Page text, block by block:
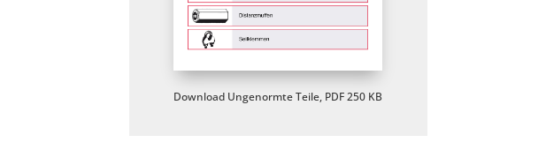
Download Ungenormte Teile, PDF 250 KB